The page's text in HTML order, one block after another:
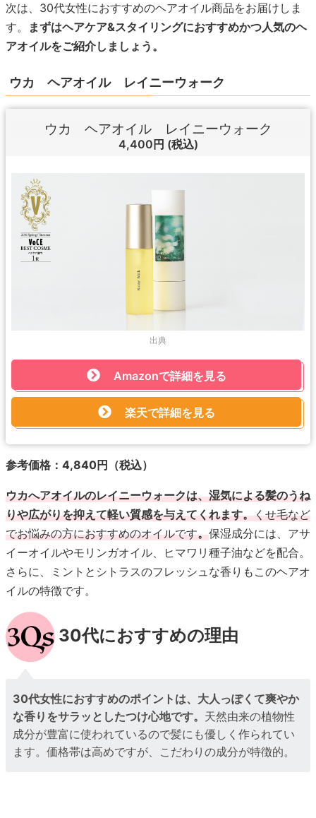
次は、30代女性におすすめのヘアオイル商品をお届けしま
す。
まずはヘアケア&スタイリングにおすすめかつ人気のヘ
アオイルをご紹介しましょう。
ウカ ヘアオイル レイニーウォーク
ウカ ヘアオイル レイニーウォーク
4,400円 (税込)
出典
Amazonで詳細を見る
楽天で詳細を見る
参考価格：4,840円（税込）
ウカへアオイルのレイニーウォークは、湿気による髪のうね
りや広がりを抑えて軽い質感を与えてくれます。くせ毛など
でお悩みの方におすすめのオイルです。保湿成分には、アサ
イーオイルやモリンガオイル、ヒマワリ種子油などを配合。
さらに、ミントとシトラスのフレッシュな香りもこのヘアオ
イルの特徴です。
30代におすすめの理由
30代女性におすすめのポイントは、大人っぽくて爽やか
な香りをサラッとしたつけ心地です。 天然由来の植物性
成分が豊富に使われているので髪にも優しく作られてい
ます。価格帯は高めですが、こだわりの成分が特徴的。